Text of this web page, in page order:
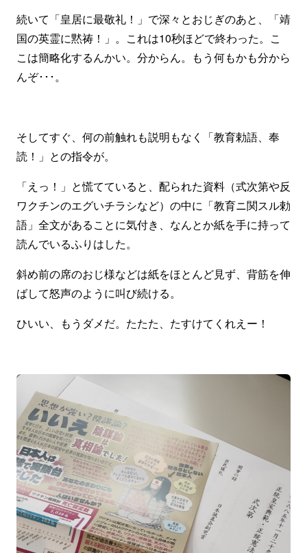
続いて「皇居に最敬礼！」で深々とおじぎのあと、「靖
国の英霊に黙祷！」。これは10秒ほどで終わった。こ
こは簡略化するんかい。分からん。もう何もかも分から
んぞ･･･。
そしてすぐ、何の前触れも説明もなく「教育勅語、奉
読！」との指令が。
「えっ！」と慌てていると、配られた資料（式次第や反
ワクチンのエグいチラシなど）の中に「教育ニ関スル勅
語」全文があることに気付き、なんとか紙を手に持って
読んでいるふりはした。
斜め前の席のおじ様などは紙をほとんど見ず、背筋を伸
ばして怒声のように叫び続ける。
ひいい、もうダメだ。たたた、たすけてくれえー！